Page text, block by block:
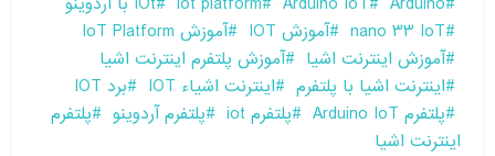
nano 33 IoT
آموزش IOT
آموزش IoT Platform
آموزش اینترنت اشیا
آموزش پلتفرم اینترنت اشیا
اینترنت اشیا با پلتفرم
اینترنت اشیاء IOT
برد IOT
پلتفرم Arduino IoT
پلتفرم iot پلتفرم آردوینو
پلتفرم
اینترنت اشیا